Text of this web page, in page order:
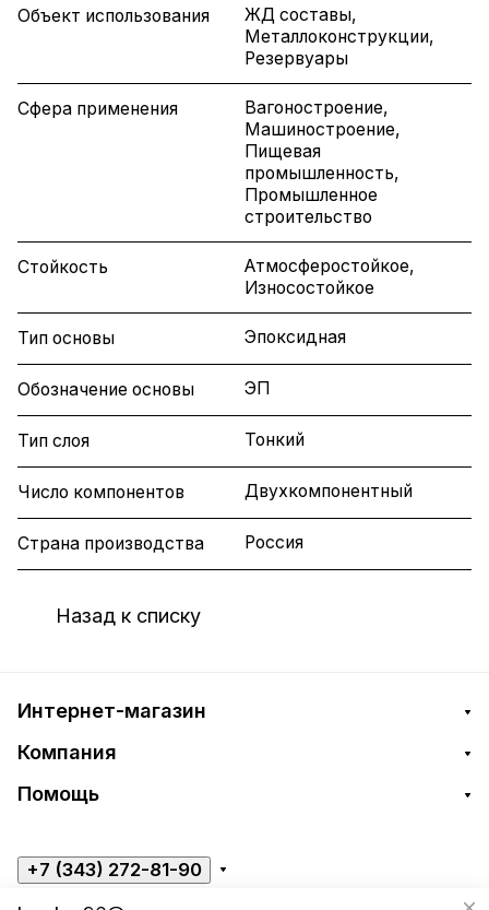
Объект использования
ЖД составы,
Металлоконструкции,
Резервуары
Сфера применения
Вагоностроение,
Машиностроение,
Пищевая
промышленность,
Промышленное
строительство
Стойкость
Атмосферостойкое,
Износостойкое
Тип основы Эпоксидная
Обозначение основы ЭП
Тип слоя Тонкий
Число компонентов Двухкомпонентный
Страна производства Россия
Назад к списку
Интернет-магазин
Компания
Помощь
+7 (343) 272-81-90